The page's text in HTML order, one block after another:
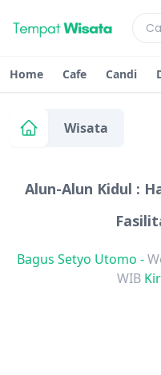
Home Cafe Candi
Wisata
Alun-Alun Kidul :
Bagus Setyo Utomo -
WIB